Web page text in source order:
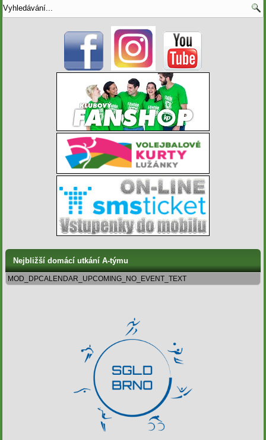
Nejbližší domácí utkání A-týmu
MOD_DPCALENDAR_UPCOMING_NO_EVENT_TEXT